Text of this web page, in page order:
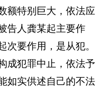
额特别巨大，依法应
告人龚某起主要作
要作用，是从犯。
成犯罪中止，依法予
如实供述自己的不法